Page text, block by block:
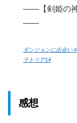
――【剣姫の神
――
ダンジョンに出会い
ラトリア14
感想